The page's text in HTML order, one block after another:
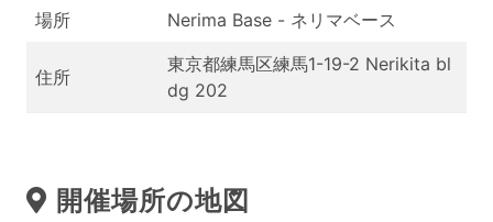
場所
Nerima Base - ネリマベース
住所
東京都練馬区練馬1-19-2 Nerikita bl
dg 202
開催場所の地図